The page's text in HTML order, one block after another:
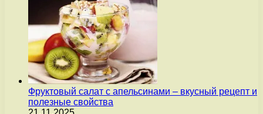
Фруктовый салат с апельсинами – вкусный рецепт и
полезные свойства